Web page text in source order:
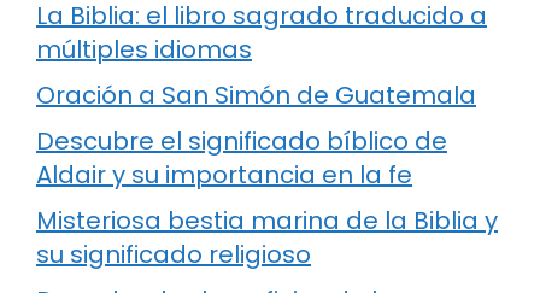
La Biblia: el libro sagrado traducido a
múltiples idiomas
Oración a San Simón de Guatemala
Descubre el significado bíblico de
Aldair y su importancia en la fe
Misteriosa bestia marina de la Biblia y
su significado religioso